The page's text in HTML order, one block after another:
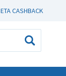
ETA CASHBACK